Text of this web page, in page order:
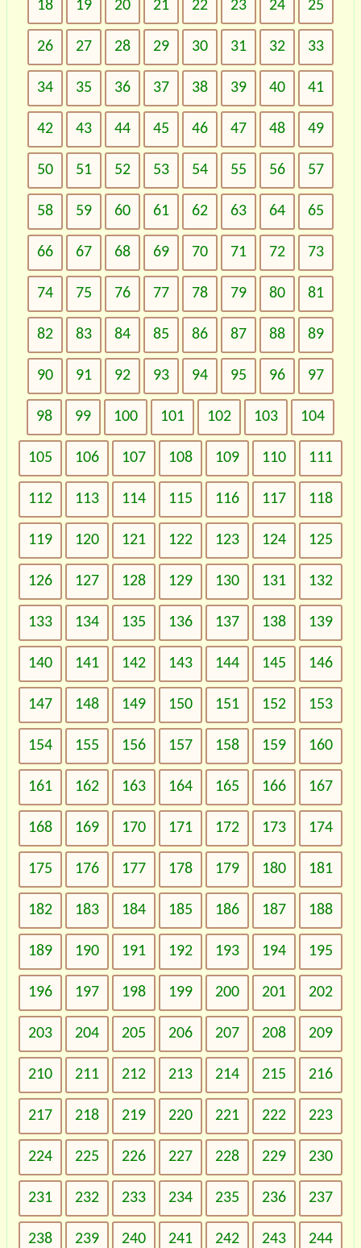
18 19 20 21 22 23 24 25
26 27 28 29 30 31 32 33
34 35 36 37 38 39 40 41
42 43 44 45 46 47 48 49
50 51 52 53 54 55 56 57
58 59 60 61 62 63 64 65
66 67 68 69 70 71 72 73
74 75 76 77 78 79 80 81
82 83 84 85 86 87 88 89
90 91 92 93 94 95 96 97
98 99 100 101 102 103 104
105 106 107 108 109 110 111
112 113 114 115 116 117 118
119 120 121 122 123 124 125
126 127 128 129 130 131 132
133 134 135 136 137 138 139
140 141 142 143 144 145 146
147 148 149 150 151 152 153
154 155 156 157 158 159 160
161 162 163 164 165 166 167
168 169 170 171 172 173 174
175 176 177 178 179 180 181
182 183 184 185 186 187 188
189 190 191 192 193 194 195
196 197 198 199 200 201 202
203 204 205 206 207 208 209
210 211 212 213 214 215 216
217 218 219 220 221 222 223
224 225 226 227 228 229 230
231 232 233 234 235 236 237
238 239 240 241 242 243 244